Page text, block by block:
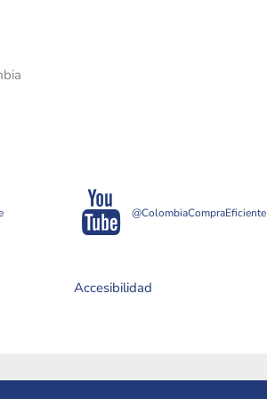
@ColombiaCompraEficiente
Accesibilidad